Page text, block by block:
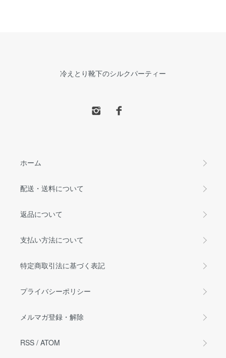
冷えとり靴下のシルクパーティー
ホーム
配送・送料について
返品について
支払い方法について
特定商取引法に基づく表記
プライバシーポリシー
メルマガ登録・解除
RSS / ATOM